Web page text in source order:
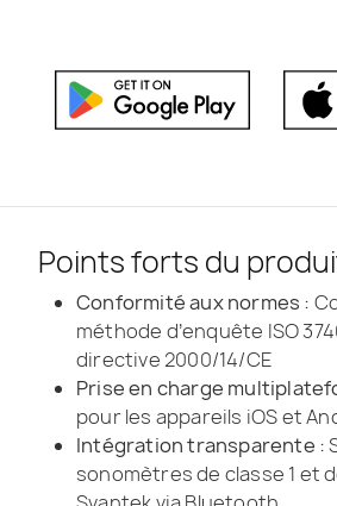
Points forts du
Conformité aux normes :
méthode d’enquête ISO
directive 2000/14/CE
Prise en charge
pour les appareils iOS et
Intégration transparente :
sonomètres de classe 1 et